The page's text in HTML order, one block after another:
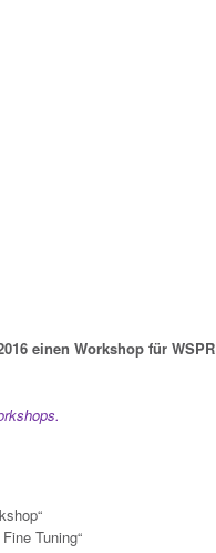
einen Workshop für WSPR
Tuning“